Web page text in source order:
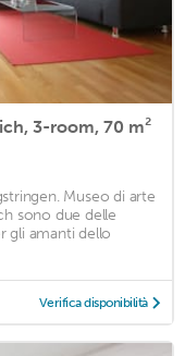
3-room, 70 m²
Museo di arte
sono due delle
gli amanti dello
Verifica disponibilità